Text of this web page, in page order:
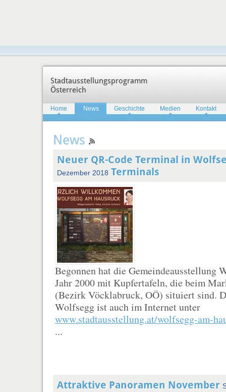
Stadtausstellungsprogramm
Österreich
Home News Geschichte Medien Kontakt
News
Neuer QR-Code Terminal in
Dezember 2018 Terminals
Begonnen hat die Gemeindeausstellung
Jahr 2000 mit Kupfertafeln, die beim
(Bezirk Vöcklabruck, OÖ) situiert sind.
Wolfsegg ist auch im Internet unter
www.stadtausstellung.at/wolfsegg-am-
...
Attraktive Panoramen November